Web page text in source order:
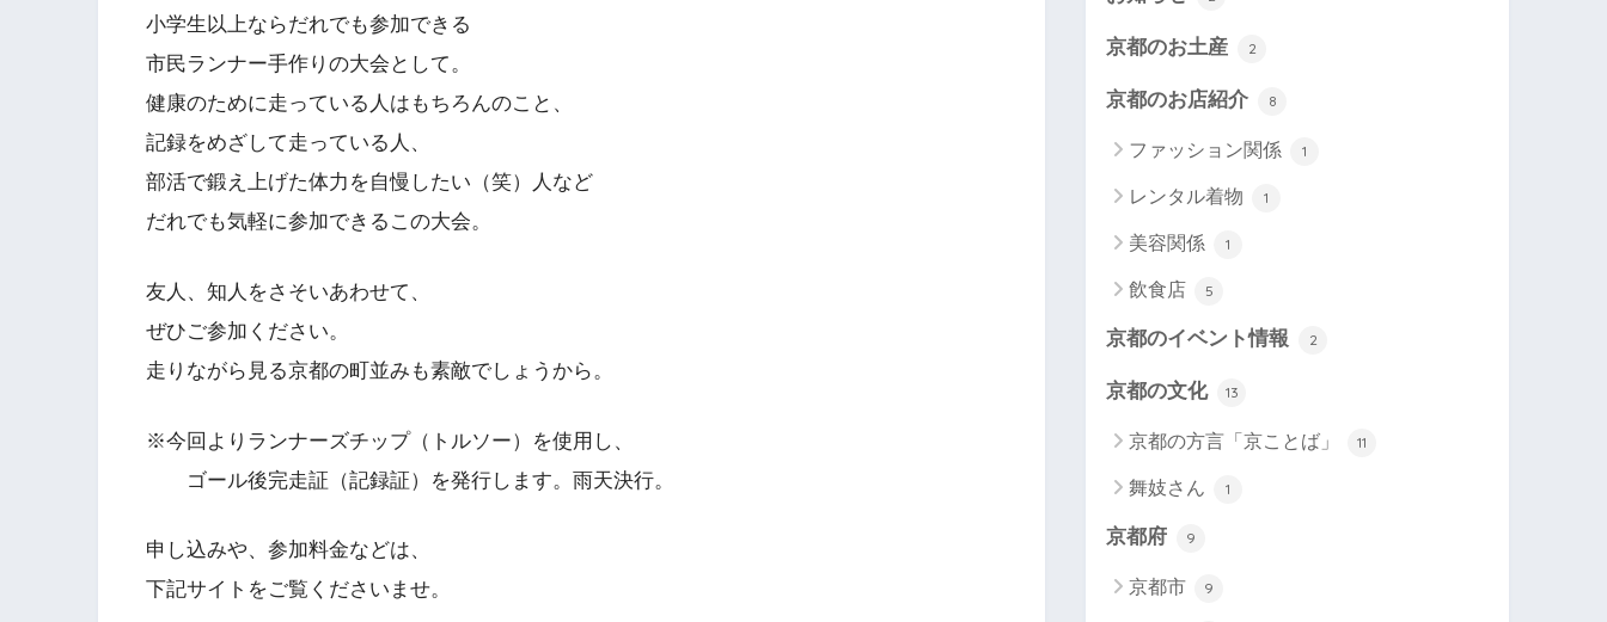
小学生以上ならだれでも参加できる
市民ランナー手作りの大会として。
健康のために走っている人はもちろんのこと、
記録をめざして走っている人、
部活で鍛え上げた体力を自慢したい（笑）人など
だれでも気軽に参加できるこの大会。
友人、知人をさそいあわせて、
ぜひご参加ください。
走りながら見る京都の町並みも素敵でしょうから。
※今回よりランナーズチップ（トルソー）を使用し、
ゴール後完走証（記録証）を発行します。雨天決行。
申し込みや、参加料金などは、
下記サイトをご覧くださいませ。
京都のお土産 2
京都のお店紹介 8
ファッション関係 1
レンタル着物 1
美容関係 1
飲食店 5
京都のイベント情報 2
京都の文化 13
京都の方言「京ことば」 11
舞妓さん 1
京都府 9
京都市 9